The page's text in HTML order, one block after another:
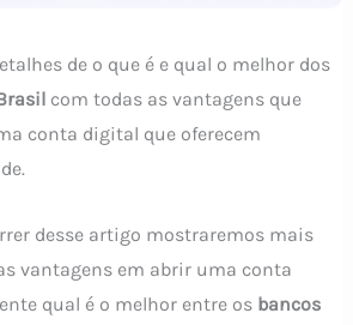
de o que é e qual o melhor dos
com todas as vantagens que
conta digital que oferecem
desse artigo mostraremos mais
vantagens em abrir uma conta
qual é o melhor entre os bancos